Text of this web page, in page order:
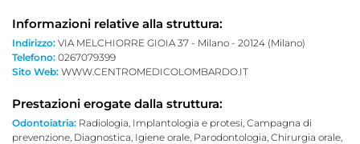
Informazioni relative alla struttura:
Indirizzo: VIA MELCHIORRE GIOIA 37 - Milano - 20124 (Milano)
Telefono: 0267079399
Sito Web: WWW.CENTROMEDICOLOMBARDO.IT
Prestazioni erogate dalla struttura:
Odontoiatria: Radiologia, Implantologia e protesi, Campagna di
prevenzione, Diagnostica, Igiene orale, Parodontologia, Chirurgia orale,